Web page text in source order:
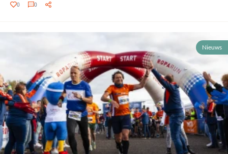
0 0
Nieuws